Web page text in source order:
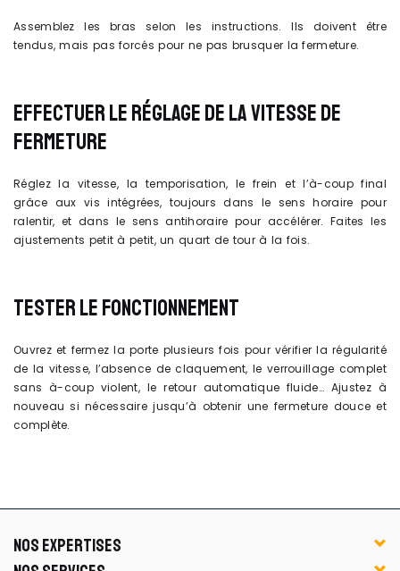
Assemblez les bras selon les instructions. Ils doivent être
tendus, mais pas forcés pour ne pas brusquer la fermeture.
EFFECTUER LE RÉGLAGE DE LA VITESSE DE
FERMETURE
Réglez la vitesse, la temporisation, le frein et l’à-coup final
grâce aux vis intégrées, toujours dans le sens horaire pour
ralentir, et dans le sens antihoraire pour accélérer. Faites les
ajustements petit à petit, un quart de tour à la fois.
TESTER LE FONCTIONNEMENT
Ouvrez et fermez la porte plusieurs fois pour vérifier la régularité
de la vitesse, l’absence de claquement, le verrouillage complet
sans à-coup violent, le retour automatique fluide… Ajustez à
nouveau si nécessaire jusqu’à obtenir une fermeture douce et
complète.
NOS EXPERTISES